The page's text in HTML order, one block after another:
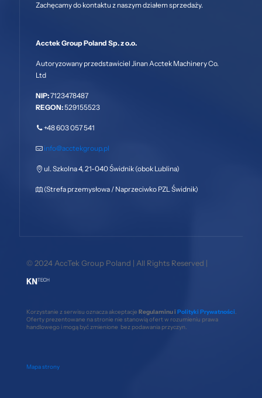
Zachęcamy do kontaktu z naszym działem sprzedaży.
Acctek Group Poland Sp. z o.o.
Autoryzowany przedstawiciel Jinan Acctek Machinery Co.
Ltd
NIP:7123478487
REGON:529155523
+48 603 057 541
info@acctekgroup.pl
ul. Szkolna 4, 21-040 Świdnik (obok Lublina)
(Strefa przemysłowa / Naprzeciwko PZL Świdnik)
© 2024 AccTek Group Poland | All Rights Reserved |
Korzystanie z serwisu oznacza akceptacje Regulaminu i Polityki Prywatności
Oferty prezentowane na stronie nie stanowią ofert w rozumieniu prawa
handlowego i mogą być zmienione bez podawania przyczyn.
Mapa strony